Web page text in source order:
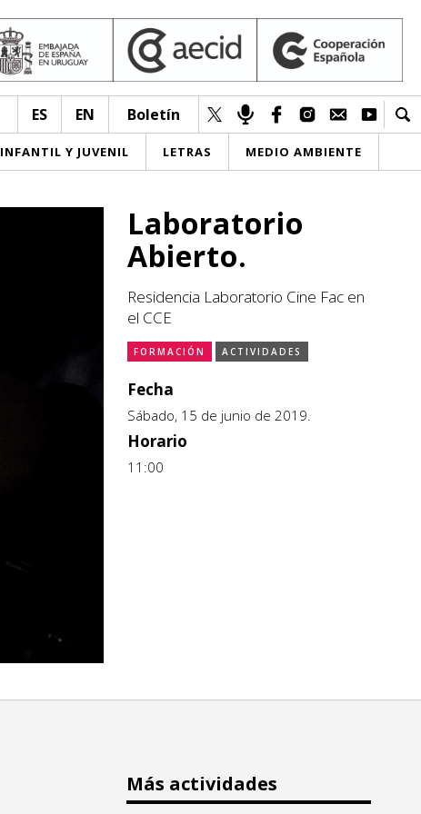
ES EN Boletín
INFANTIL Y JUVENIL LETRAS MEDIO AMBIENTE
Laboratorio
Abierto.
Residencia Laboratorio Cine Fac en
el CCE
FORMACIÓN ACTIVIDADES
Fecha
Sábado, 15 de junio de 2019.
Horario
11:00
Más actividades